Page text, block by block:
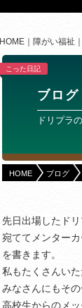
HOME 障がい福祉
こった日記
ブログ
ドリプラ
HOME ブログ
先日出場したド
宛ててメンター
を書きます。
私もたくさんい
みなさんにもそ
高校生からのメ